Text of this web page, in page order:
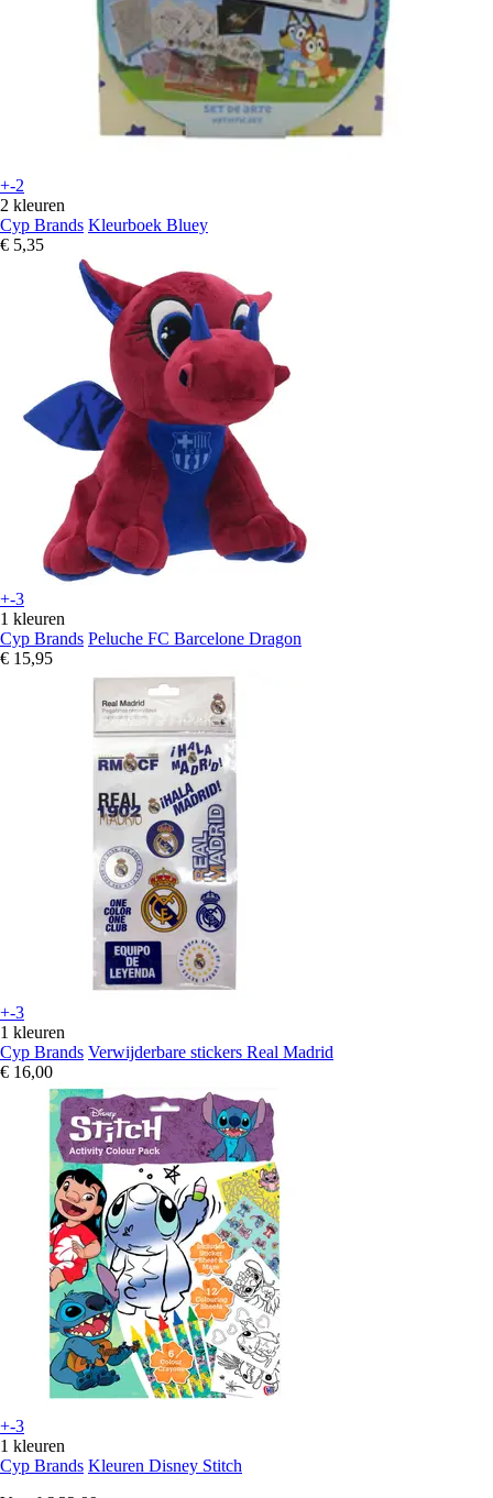
+-2
2 kleuren
Cyp Brands Kleurboek Bluey
€ 5,35
+-3
1 kleuren
Cyp Brands Peluche FC Barcelone Dragon
€ 15,95
+-3
1 kleuren
Cyp Brands Verwijderbare stickers Real Madrid
€ 16,00
+-3
1 kleuren
Cyp Brands Kleuren Disney Stitch